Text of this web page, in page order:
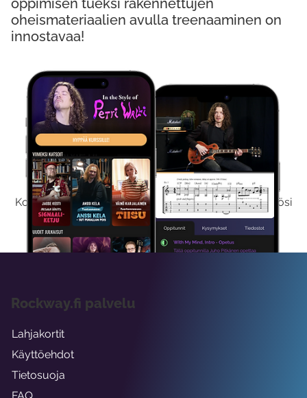
Kokeile Ilmaiseksi
Kokeilemalla ilmaiseksi saat koko sisältömme käyttöösi
viikon ajaksi.
oppimisen tueksi rakennettujen
oheismateriaalien avulla treenaaminen on
innostavaa!
Rockway.fi palvelu
Lahjakortit
Käyttöehdot
Tietosuoja